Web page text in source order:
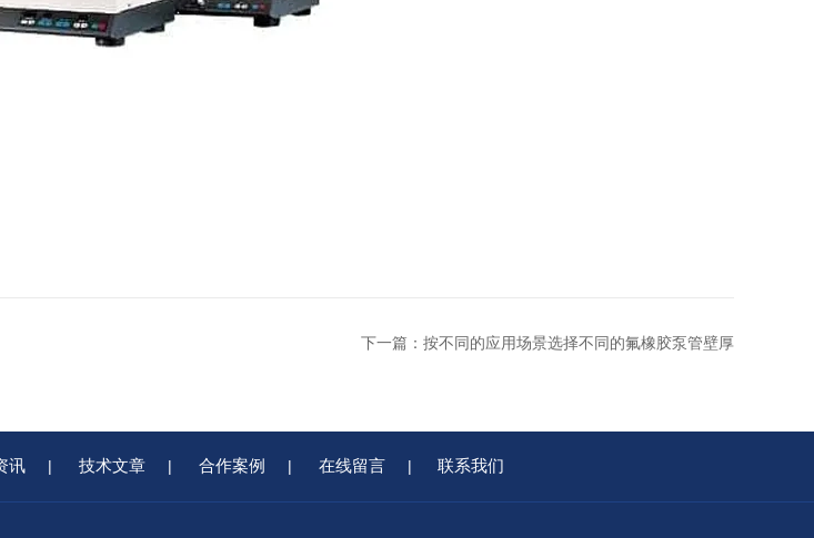
下一篇： 按不同的应用场景选择不同的氟橡胶泵管壁厚
讯 | 技术文章 | 合作案例 | 在线留言 | 联系我们